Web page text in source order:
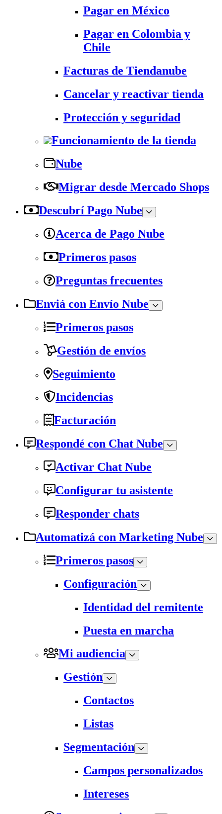
Pagar en México
Pagar en Colombia y
Chile
Facturas de Tiendanube
Cancelar y reactivar tienda
Protección y seguridad
Funcionamiento de la tienda
Nube
Migrar desde Mercado Shops
Descubrí Pago Nube
Acerca de Pago Nube
Primeros pasos
Preguntas frecuentes
Enviá con Envío Nube
Primeros pasos
Gestión de envíos
Seguimiento
Incidencias
Facturación
Respondé con Chat Nube
Activar Chat Nube
Configurar tu asistente
Responder chats
Automatizá con Marketing Nube
Primeros pasos
Configuración
Identidad del remitente
Puesta en marcha
Mi audiencia
Gestión
Contactos
Listas
Segmentación
Campos personalizados
Intereses